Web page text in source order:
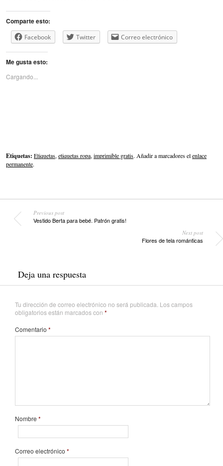
Comparte esto:
Facebook Twitter Correo electrónico
Me gusta esto:
Cargando...
Etiquetas: Etiquetas,etiquetas ropa,imprimible gratis. Añadir a marcadores elenlace
permanente.
Previous post
Vestido Berta para bebé. Patrón gratis!
Next post
Flores de tela románticas
Deja una respuesta
Tu dirección de correo electrónico no será publicada. Los campos
obligatorios están marcados con *
Comentario *
Nombre *
Correo electrónico *